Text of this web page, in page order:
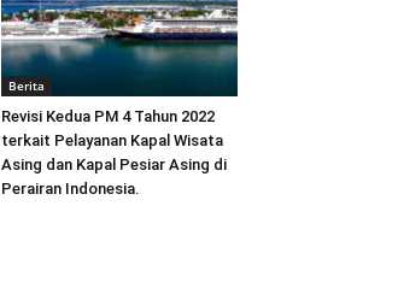
Berita
Revisi Kedua PM 4 Tahun 2022
terkait Pelayanan Kapal Wisata
Asing dan Kapal Pesiar Asing di
Perairan Indonesia.